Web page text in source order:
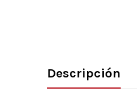
Descripción